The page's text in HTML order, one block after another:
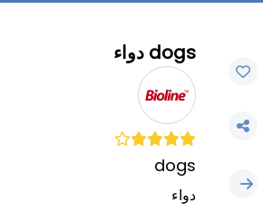
dogs دواء
dogs
دواء